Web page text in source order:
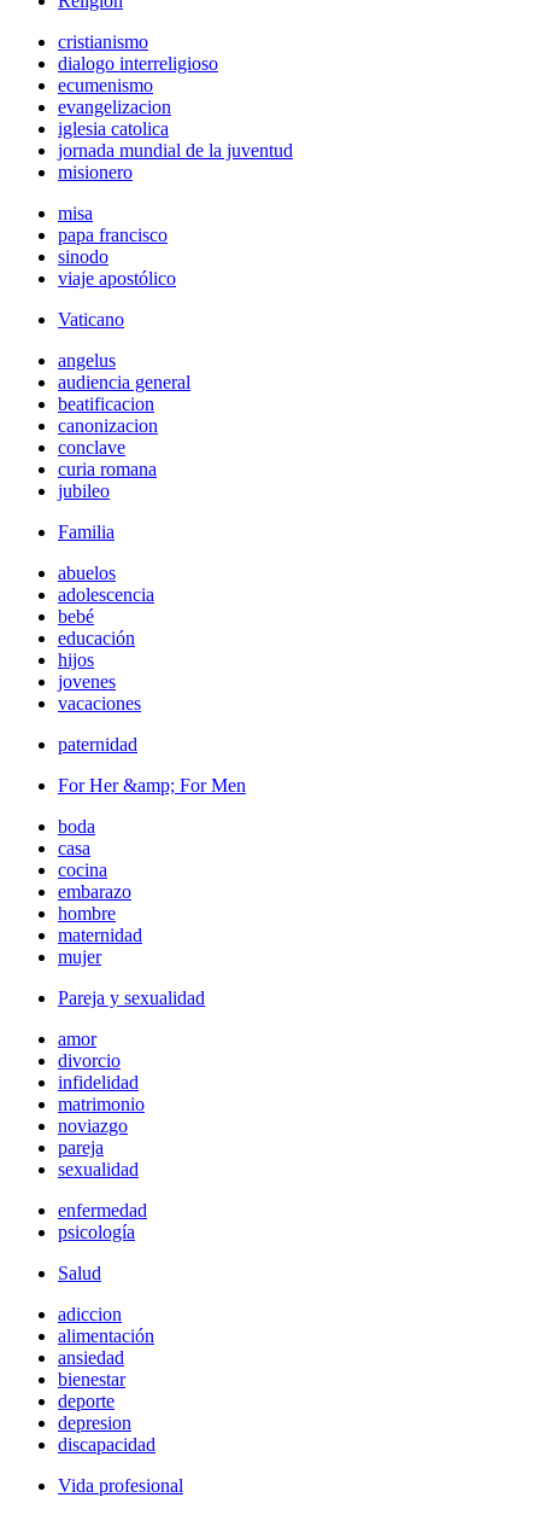
cristianismo
dialogo interreligioso
ecumenismo
evangelizacion
iglesia catolica
jornada mundial de la juventud
misionero
misa
papa francisco
sinodo
viaje apostólico
Vaticano
angelus
audiencia general
beatificacion
canonizacion
conclave
curia romana
jubileo
Familia
abuelos
adolescencia
bebé
educación
hijos
jovenes
vacaciones
paternidad
For Her &amp; For Men
boda
casa
cocina
embarazo
hombre
maternidad
mujer
Pareja y sexualidad
amor
divorcio
infidelidad
matrimonio
noviazgo
pareja
sexualidad
enfermedad
psicología
Salud
adiccion
alimentación
ansiedad
bienestar
deporte
depresion
discapacidad
Vida profesional